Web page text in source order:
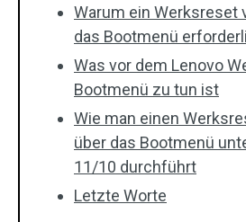
Warum ein Werksreset
das Bootmenü
Was vor dem Lenovo
Bootmenü zu tun ist
Wie man einen
über das Bootmenü
11/10 durchführt
Letzte Worte